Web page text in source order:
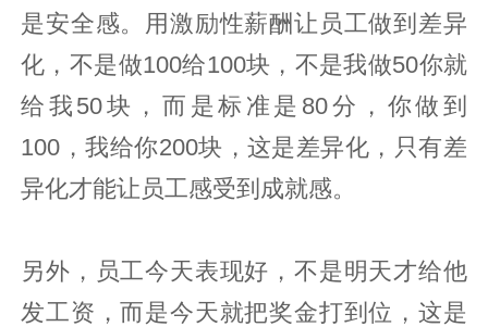
是安全感。用激励性薪酬让员工做到差异
化，不是做100给100块，不是我做50你就
给我50块，而是标准是80分，你做到
100，我给你200块，这是差异化，只有差
异化才能让员工感受到成就感。
另外，员工今天表现好，不是明天才给他
发工资，而是今天就把奖金打到位，这是